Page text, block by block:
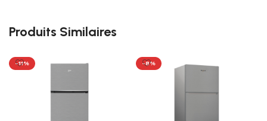
Produits Similaires
-11% -8%